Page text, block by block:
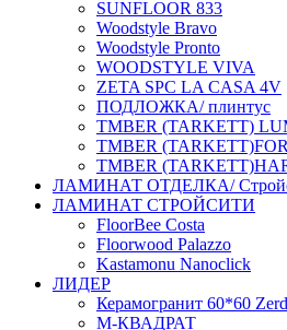
SUNFLOOR 833
Woodstyle Bravo
Woodstyle Pronto
WOODSTYLE VIVA
ZETA SPC LA CASA 4V
ПОДЛОЖКА/ плинтус
ТMBER (TARKETT)
ТMBER
ТMBER
ЛАМИНАТ ОТДЕЛКА/
ЛАМИНАТ СТРОЙСИТИ
FloorBee Costa
Floorwood Palazzo
Kastamonu Nanoclick
ЛИДЕР
Керамогранит 60*60
М-КВАДРАТ